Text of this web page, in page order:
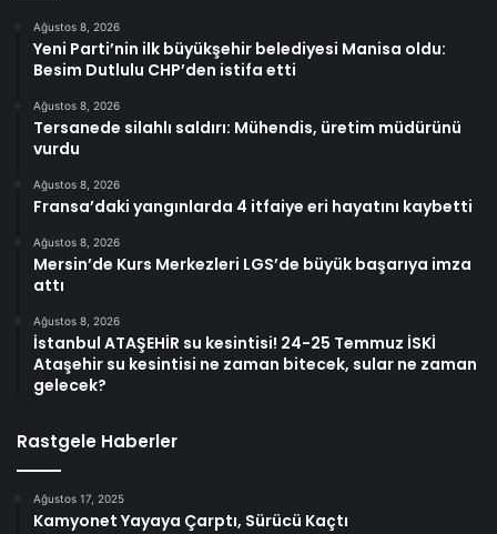
Ağustos 8, 2026
Yeni Parti’nin ilk büyükşehir belediyesi Manisa oldu:
Besim Dutlulu CHP’den istifa etti
Ağustos 8, 2026
Tersanede silahlı saldırı: Mühendis, üretim müdürünü
vurdu
Ağustos 8, 2026
Fransa’daki yangınlarda 4 itfaiye eri hayatını kaybetti
Ağustos 8, 2026
Mersin’de Kurs Merkezleri LGS’de büyük başarıya imza
attı
Ağustos 8, 2026
İstanbul ATAŞEHİR su kesintisi! 24-25 Temmuz İSKİ
Ataşehir su kesintisi ne zaman bitecek, sular ne zaman
gelecek?
Rastgele Haberler
Ağustos 17, 2025
Kamyonet Yayaya Çarptı, Sürücü Kaçtı